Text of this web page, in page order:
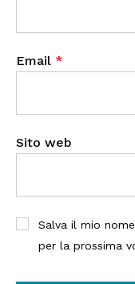
Email *
Sito web
Salva il mio
per la prossima